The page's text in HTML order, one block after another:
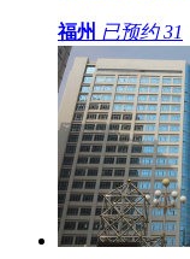
福州 已预约 31